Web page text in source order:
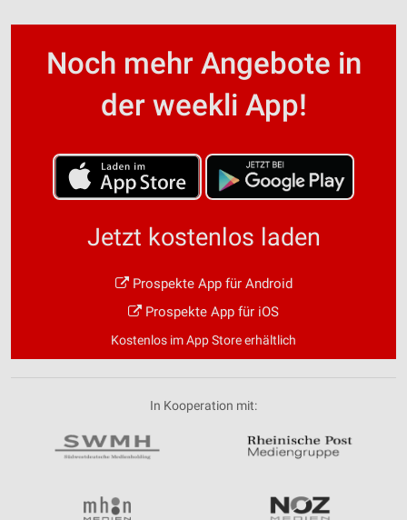
Noch mehr Angebote in
der weekli App!
Jetzt kostenlos laden
Prospekte App für Android
Prospekte App für iOS
Kostenlos im App Store erhältlich
In Kooperation mit: